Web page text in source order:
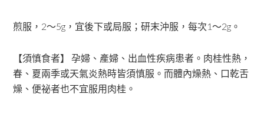
煎服，2～5g，宜後下或局服；研末沖服，每次1～2g。
【須慎食者】 孕婦、產婦、出血性疾病患者。肉桂性熱，
春、夏兩季或天氣炎熱時皆須慎服。而體內燥熱、口乾舌
燥、便祕者也不宜服用肉桂。